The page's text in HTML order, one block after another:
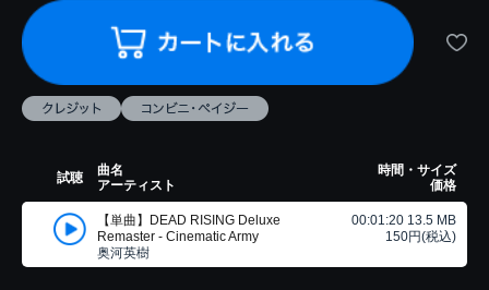
試聴
曲名
アーティスト
時間・サイズ
価格
【単曲】DEAD RISING Deluxe
Remaster - Cinematic Army
奥河英樹
00:01:20 13.5 MB
150円(税込)